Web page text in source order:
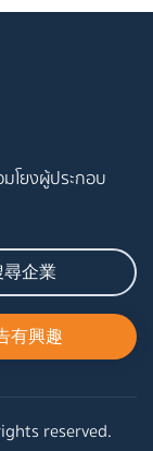
มโยงผู้ประกอบ
企業
有興趣
reserved.